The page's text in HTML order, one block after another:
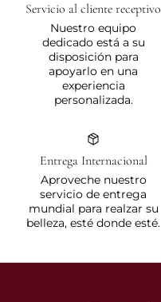
Servicio al cliente receptivo
Nuestro equipo
dedicado está a su
disposición para
apoyarlo en una
experiencia
personalizada.
Entrega Internacional
Aproveche nuestro
servicio de entrega
mundial para realzar su
belleza, esté donde esté.